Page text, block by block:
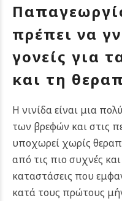
πρέπει να
γονείς για
και τη
Η νινίδα είναι μια
των βρεφών και στις
υποχωρεί χωρίς
από τις πιο συχνές
καταστάσεις που
κατά τους πρώτους